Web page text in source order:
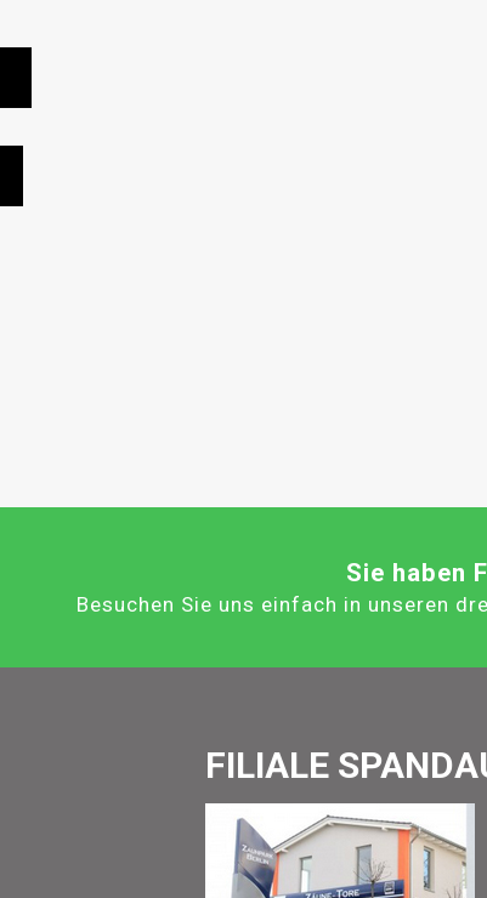
Sie haben
Besuchen Sie uns einfach in unseren
FILIALE